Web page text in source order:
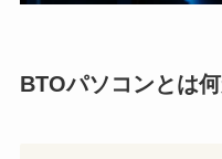
BTOパソコンとは